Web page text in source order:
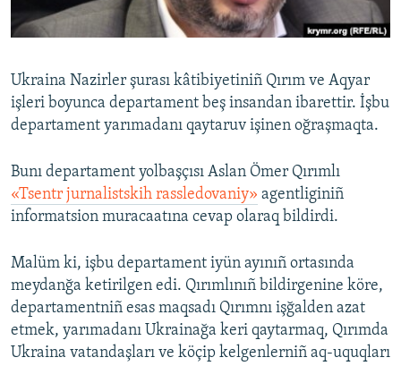
QOŞULIÑIZ!
RFE/RS bütün saytları
Ukraina Nazirler şurası kâtibiyetiniñ Qırım ve Aqyar
işleri boyunca departament beş insandan ibarettir. İşbu
departament yarımadanı qaytaruv işinen oğraşmaqta.
Bunı departament yolbaşçısı Aslan Ömer Qırımlı
«Tsentr jurnalistskih rassledovaniy» agentliginiñ
informatsion muracaatına cevap olaraq bildirdi.
Malüm ki, işbu departament iyün ayınıñ ortasında
meydanğa ketirilgen edi. Qırımlınıñ bildirgenine köre,
departamentniñ esas maqsadı Qırımnı işğalden azat
etmek, yarımadanı Ukrainağa keri qaytarmaq, Qırımda
Ukraina vatandaşları ve köçip kelgenlerniñ aq-uquqları